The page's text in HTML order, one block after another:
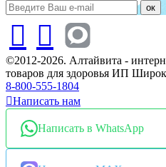
ок
©2012-2026. Алтайвита -
товаров для здоровья ИП
8-800-555-1804
Написать нам
Написать в WhatsApp